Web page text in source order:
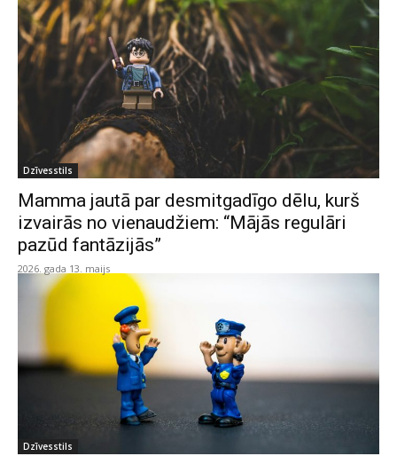
Dzīvesstils
Mamma jautā par desmitgadīgo dēlu, kurš
izvairās no vienaudžiem: “Mājās regulāri
pazūd fantāzijās”
2026. gada 13. maijs
Dzīvesstils